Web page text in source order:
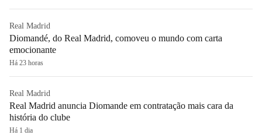
Real Madrid
Diomandé, do Real Madrid, comoveu o mundo com carta
emocionante
Há 23 horas
Real Madrid
Real Madrid anuncia Diomande em contratação mais cara da
história do clube
Há 1 dia